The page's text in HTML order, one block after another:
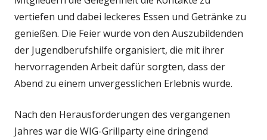
vertiefen und dabei leckeres Essen und Getränke zu
genießen. Die Feier wurde von den Auszubildenden
der Jugendberufshilfe organisiert, die mit ihrer
hervorragenden Arbeit dafür sorgten, dass der
Abend zu einem unvergesslichen Erlebnis wurde.
Nach den Herausforderungen des vergangenen
Jahres war die WIG-Grillparty eine dringend